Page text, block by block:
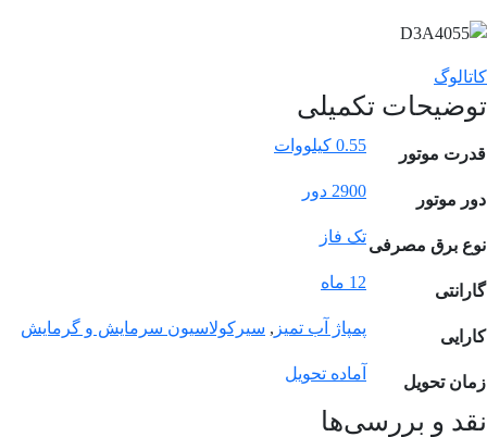
کاتالوگ
توضیحات تکمیلی
قدرت موتور 0.55 کیلووات
دور موتور 2900 دور
نوع برق مصرفیتک فاز
گارانتی 12 ماه
کارایی پمپاژ آب تمیز , سیرکولاسیون سرمایش و گرمایش
زمان تحویل آماده تحویل
نقد و بررسی‌ها